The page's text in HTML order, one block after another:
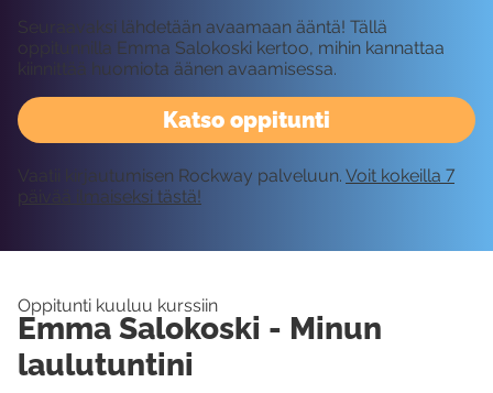
Katso oppitunti
Seuraavaksi lähdetään avaamaan ääntä! Tällä
oppitunnilla Emma Salokoski kertoo, mihin kannattaa
kiinnittää huomiota äänen avaamisessa.
Vaatii kirjautumisen Rockway palveluun. Voit kokeilla 7
päivää ilmaiseksi tästä!
Oppitunti kuuluu kurssiin
Emma Salokoski - Minun
laulutuntini